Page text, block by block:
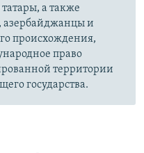
а также
азербайджанцы и
происхождения,
право
территории
государства.